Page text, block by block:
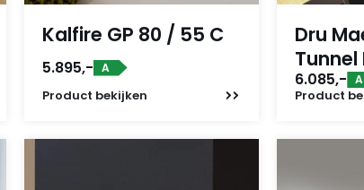
Kalfire GP 80 / 55 C
5.895,- A
Product bekijken
Dru
Tunnel
6.085,- A
Product